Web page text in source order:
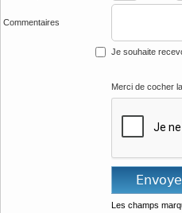
Commentaires
Je souhaite
Merci de cocher
Les champs